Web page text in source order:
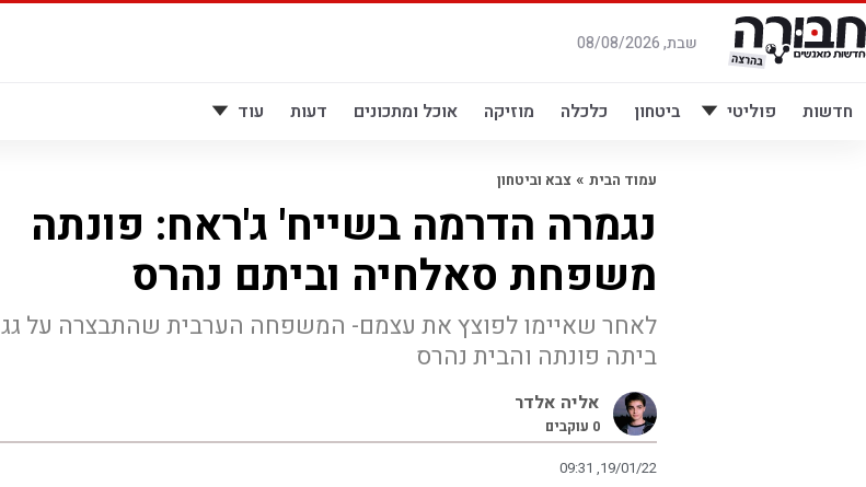
דלג
לתוכן
שבת, 08/08/2026
חדשות פוליטי ביטחון כלכלה מוזיקה אוכל ומתכונים דעות עוד
עמוד הבית » צבא וביטחון
נגמרה הדרמה בשייח' ג'ראח: פונתה
משפחת סאלחיה וביתם נהרס
לאחר שאיימו לפוצץ את עצמם- המשפחה הערבית שהתבצרה על גג
ביתה פונתה והבית נהרס
אליה אלדר
0 עוקבים
09:31 ,19/01/22